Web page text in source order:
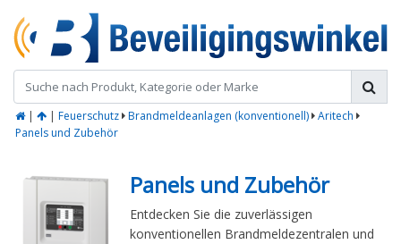
| | Feuerschutz Brandmeldeanlagen (konventionell) Aritech
Panels und Zubehör
Panels und Zubehör
Entdecken Sie die zuverlässigen
konventionellen Brandmeldezentralen und